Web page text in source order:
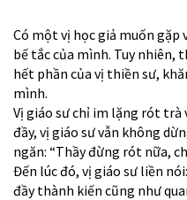
Có một vị học giả muốn
bế tắc của mình. Tuy nhiên,
hết phần của vị thiền sư,
mình.
Vị giáo sư chỉ im lặng rót trà
đầy, vị giáo sư vẫn không
ngăn: “Thầy đừng rót nữa,
Đến lúc đó, vị giáo sư liền
đầy thành kiến cũng như